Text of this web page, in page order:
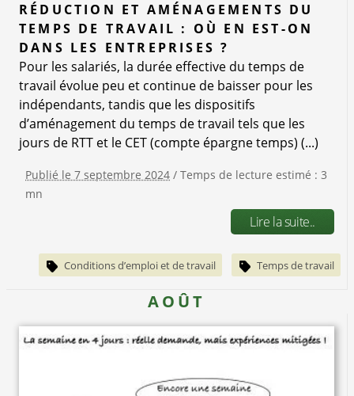
RÉDUCTION ET AMÉNAGEMENTS DU
TEMPS DE TRAVAIL : OÙ EN EST-ON
DANS LES ENTREPRISES ?
Pour les salariés, la durée effective du temps de
travail évolue peu et continue de baisser pour les
indépendants, tandis que les dispositifs
d’aménagement du temps de travail tels que les
jours de RTT et le CET (compte épargne temps) (...)
Publié le 7 septembre 2024 / Temps de lecture estimé : 3
mn
Lire la suite..
Conditions d’emploi et de travail Temps de travail
AOÛT